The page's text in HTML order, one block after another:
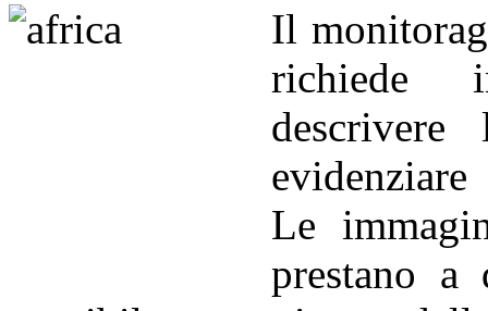
Il
richiede
Le
prestano a